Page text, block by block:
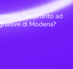
Sei pronto ad
di Modena?